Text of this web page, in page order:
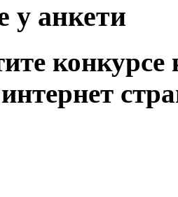
у анкети
конкурсе